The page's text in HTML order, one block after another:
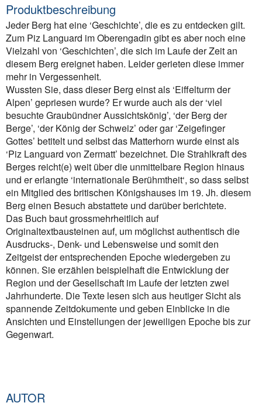
Produktbeschreibung
Jeder Berg hat eine ‘Geschichte’, die es zu entdecken gilt.
Zum Piz Languard im Oberengadin gibt es aber noch eine
Vielzahl von ‘Geschichten’, die sich im Laufe der Zeit an
diesem Berg ereignet haben. Leider gerieten diese immer
mehr in Vergessenheit.
Wussten Sie, dass dieser Berg einst als ‘Eiffelturm der
Alpen’ gepriesen wurde? Er wurde auch als der ‘viel
besuchte Graubündner Aussichtskönig’, ‘der Berg der
Berge’, ‘der König der Schweiz’ oder gar ‘Zeigefinger
Gottes’ betitelt und selbst das Matterhorn wurde einst als
‘Piz Languard von Zermatt’ bezeichnet. Die Strahlkraft des
Berges reicht(e) weit über die unmittelbare Region hinaus
und er erlangte ‘internationale Berühmtheit‘, so dass selbst
ein Mitglied des britischen Königshauses im 19. Jh. diesem
Berg einen Besuch abstattete und darüber berichtete.
Das Buch baut grossmehrheitlich auf
Originaltextbausteinen auf, um möglichst authentisch die
Ausdrucks-, Denk- und Lebensweise und somit den
Zeitgeist der entsprechenden Epoche wiedergeben zu
können. Sie erzählen beispielhaft die Entwicklung der
Region und der Gesellschaft im Laufe der letzten zwei
Jahrhunderte. Die Texte lesen sich aus heutiger Sicht als
spannende Zeitdokumente und geben Einblicke in die
Ansichten und Einstellungen der jeweiligen Epoche bis zur
Gegenwart.
AUTOR